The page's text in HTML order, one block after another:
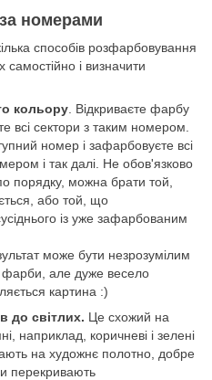
номерами
способів розфарбовування
і визначити
кольору . Відкриваєте фарбу
всі сектори з таким номером.
номер і зафарбовуєте всі
і так далі. Не обов'язково
порядку, можна брати той,
або той, що
із уже зафарбованим
може бути незрозумілим
фарби, але дуже весело
картина :)
до світлих. Це схожий на
наприклад, коричневі і зелені
на художнє полотно, добре
перекривають